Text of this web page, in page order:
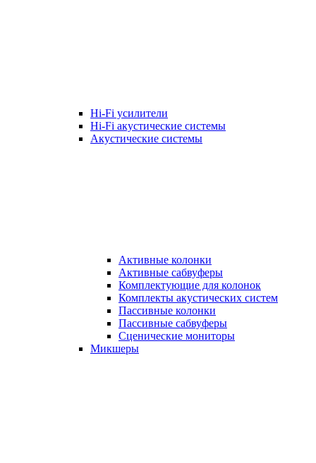
Hi-Fi усилители
Hi-Fi акустические системы
Акустические системы
Активные колонки
Активные сабвуферы
Комплектующие для колонок
Комплекты акустических систем
Пассивные колонки
Пассивные сабвуферы
Сценические мониторы
Микшеры